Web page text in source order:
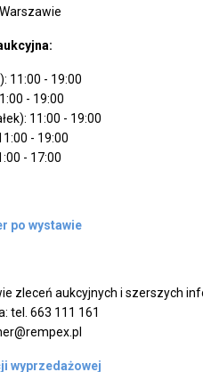
11:00 - 19:00
- 19:00
11:00 - 19:00
- 19:00
- 17:00
po wystawie
zleceń aukcyjnych i szerszych
tel. 663 111 161
wyprzedażowej